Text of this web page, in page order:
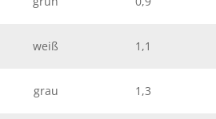
weiß 1,1
grau 1,3